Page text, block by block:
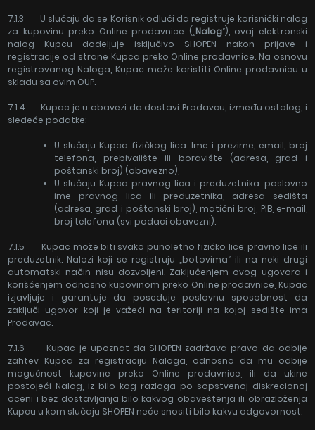
7.1.3 U slučaju da se Korisnik odluči da registruje korisnički nalog
za kupovinu preko Online prodavnice („Nalog“), ovaj elektronski
nalog Kupcu dodeljuje isključivo SHOPEN nakon prijave i
registracije od strane Kupca preko Online prodavnice. Na osnovu
registrovanog Naloga, Kupac može koristiti Online prodavnicu u
skladu sa ovim OUP.
7.1.4 Kupac je u obavezi da dostavi Prodavcu, između ostalog, i
sledeće podatke:
U slučaju Kupca fizičkog lica: Ime i prezime, email, broj
telefona, prebivalište ili boravište (adresa, grad i
poštanski broj) (obavezno),
U slučaju Kupca pravnog lica i preduzetnika: poslovno
ime pravnog lica ili preduzetnika, adresa sedišta
(adresa, grad i poštanski broj), matični broj, PIB, e-mail,
broj telefona (svi podaci obavezni).
7.1.5 Kupac može biti svako punoletno fizičko lice, pravno lice ili
preduzetnik. Nalozi koji se registruju „botovima“ ili na neki drugi
automatski način nisu dozvoljeni. Zaključenjem ovog ugovora i
korišćenjem odnosno kupovinom preko Online prodavnice, Kupac
izjavljuje i garantuje da poseduje poslovnu sposobnost da
zaključi ugovor koji je važeći na teritoriji na kojoj sedište ima
Prodavac.
7.1.6 Kupac je upoznat da SHOPEN zadržava pravo da odbije
zahtev Kupca za registraciju Naloga, odnosno da mu odbije
mogućnost kupovine preko Online prodavnice, ili da ukine
postojeći Nalog, iz bilo kog razloga po sopstvenoj diskrecionoj
oceni i bez dostavljanja bilo kakvog obaveštenja ili obrazloženja
Kupcu u kom slučaju SHOPEN neće snositi bilo kakvu odgovornost.